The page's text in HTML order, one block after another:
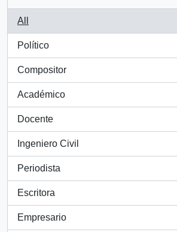
All
Político
, 2 results
Compositor
, 2 results
Académico
, 2 results
Docente
, 1 results
Ingeniero Civil
, 1 results
Periodista
, 1 results
Escritora
, 1 results
Empresario
, 1 results